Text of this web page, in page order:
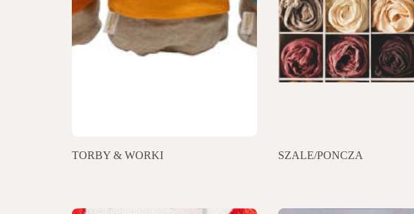
TORBY & WORKI SZALE/PONCZA